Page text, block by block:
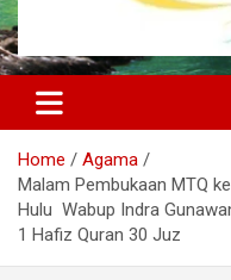
Kembar
Home
Agama
Malam Pembukaan MTQ
Hulu Wabup Indra
1 Hafiz Quran 30 Juz